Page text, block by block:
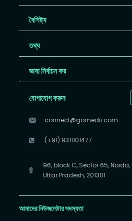
বৈশিষ্ট্য
তথ্য
ভাষা নির্বাচন কর
যোগাযোগ করুন
connect@gomedii.com
(+91) 9311101477
96, block C, Sector 65, Noida,
Uttar Pradesh, 201301
আমাদের নিউজলেটার সদস্যতা